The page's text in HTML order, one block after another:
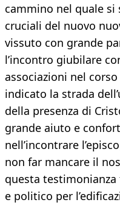
cammino nel quale
cruciali del nuovo
vissuto con grande
l’incontro giubilare
associazioni nel
indicato la strada
della presenza di
grande aiuto e
nell’incontrare
non far mancare il
questa
e politico per